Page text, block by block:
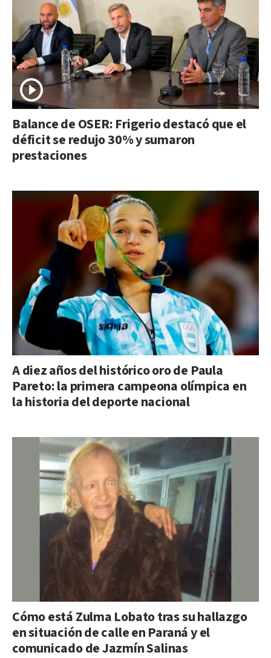
Balance de OSER: Frigerio destacó que el
déficit se redujo 30% y sumaron
prestaciones
A diez años del histórico oro de Paula
Pareto: la primera campeona olímpica en
la historia del deporte nacional
Cómo está Zulma Lobato tras su hallazgo
en situación de calle en Paraná y el
comunicado de Jazmín Salinas